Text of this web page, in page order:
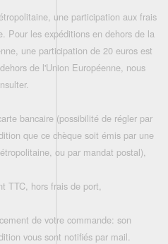
une participation aux frais
Pour les expéditions en dehors de la
une participation de 20 euros est
de l'Union Européenne, nous
bancaire (possibilité de régler par
que ce chèque soit émis par une
ou par mandat postal),
TTC, hors frais de port,
de votre commande: son
vous sont notifiés par mail.